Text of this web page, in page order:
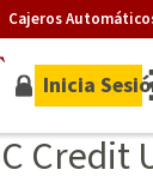
Cajeros
Inicia
Credit